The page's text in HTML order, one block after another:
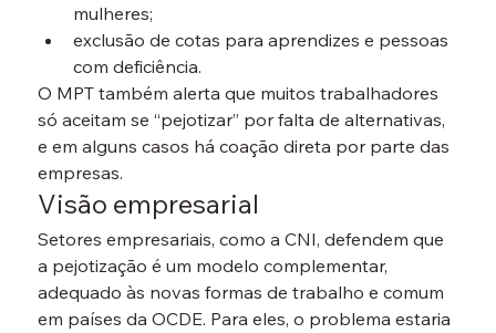
mulheres;
exclusão de cotas para aprendizes e pessoas
com deficiência.
O MPT também alerta que muitos trabalhadores
só aceitam se “pejotizar” por falta de alternativas,
e em alguns casos há coação direta por parte das
empresas.
Visão empresarial
Setores empresariais, como a CNI, defendem que
a pejotização é um modelo complementar,
adequado às novas formas de trabalho e comum
em países da OCDE. Para eles, o problema estaria